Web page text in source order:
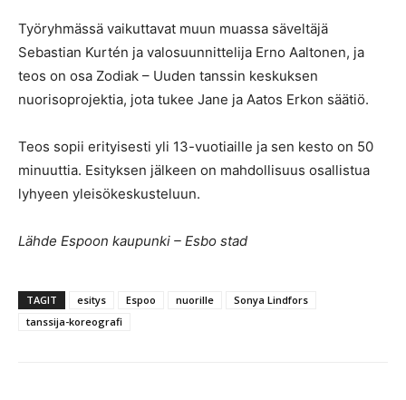
Työryhmässä vaikuttavat muun muassa säveltäjä
Sebastian Kurtén ja valosuunnittelija Erno Aaltonen, ja
teos on osa Zodiak – Uuden tanssin keskuksen
nuorisoprojektia, jota tukee Jane ja Aatos Erkon säätiö.
Teos sopii erityisesti yli 13-vuotiaille ja sen kesto on 50
minuuttia. Esityksen jälkeen on mahdollisuus osallistua
lyhyeen yleisökeskusteluun.
Lähde Espoon kaupunki – Esbo stad
TAGIT esitys Espoo nuorille
Sonya Lindfors
tanssija-koreografi